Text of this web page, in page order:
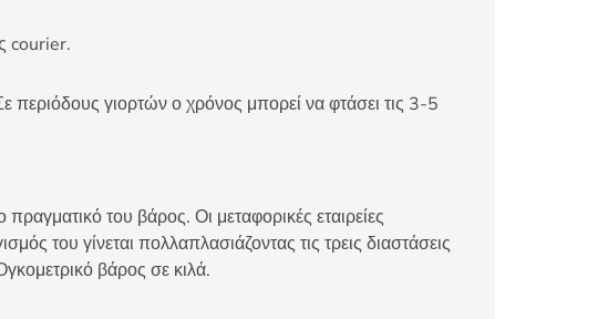
courier.
γιορτών ο χρόνος μπορεί να φτάσει τις 3-5
του βάρος. Οι μεταφορικές εταιρείες
του γίνεται πολλαπλασιάζοντας τις τρεις διαστάσεις
βάρος σε κιλά.